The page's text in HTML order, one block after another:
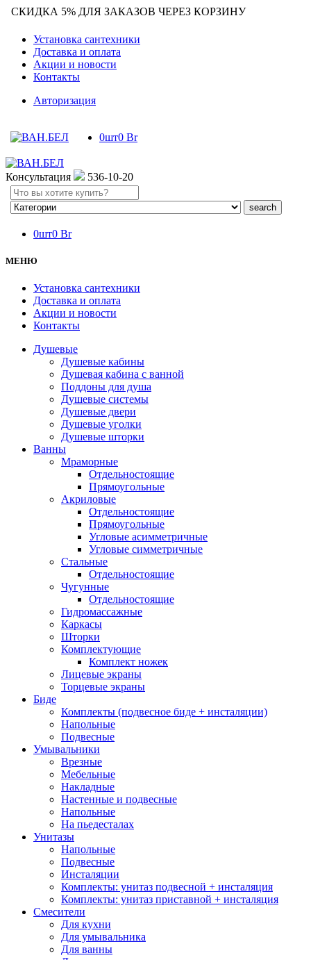
СКИДКА 5% ДЛЯ ЗАКАЗОВ ЧЕРЕЗ КОРЗИНУ
Установка сантехники
Доставка и оплата
Акции и новости
Контакты
Авторизация
0шт0 Br
Консультация
536-10-20
Search
here
0шт0 Br
МЕНЮ
Установка сантехники
Доставка и оплата
Акции и новости
Контакты
Душевые
Душевые кабины
Душевая кабина с ванной
Поддоны для душа
Душевые системы
Душевые двери
Душевые уголки
Душевые шторки
Ванны
Мраморные
Отдельностоящие
Прямоугольные
Акриловые
Отдельностоящие
Прямоугольные
Угловые асимметричные
Угловые симметричные
Стальные
Отдельностоящие
Чугунные
Отдельностоящие
Гидромассажные
Каркасы
Шторки
Комплектующие
Комплект ножек
Лицевые экраны
Торцевые экраны
Биде
Комплекты (подвесное биде + инсталяции)
Напольные
Подвесные
Умывальники
Врезные
Мебельные
Накладные
Настенные и подвесные
Напольные
На пьедесталах
Унитазы
Напольные
Подвесные
Инсталяции
Комплекты: унитаз подвесной + инсталяция
Комплекты: унитаз приставной + инсталяция
Смесители
Для кухни
Для умывальника
Для ванны